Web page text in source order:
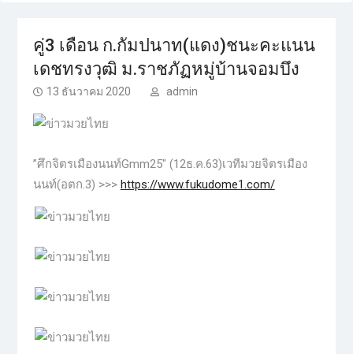
คู่3 เดือน ก.กัมปนาท​(แดง)​ชนะคะแนน
เดชทรงวุฒิ ม.ราชภัฏ​หมู่บ้าน​จอมบึง
13 ธันวาคม 2020 admin
​”ศึก​จิตร​เมือง​นนท์Gmm25″ (12ธ.ค.63)เวทีมวย​จิตร​เมือง​
นนท์​(อ​ตก.3)​ >>> https://www.fukudome1.com/